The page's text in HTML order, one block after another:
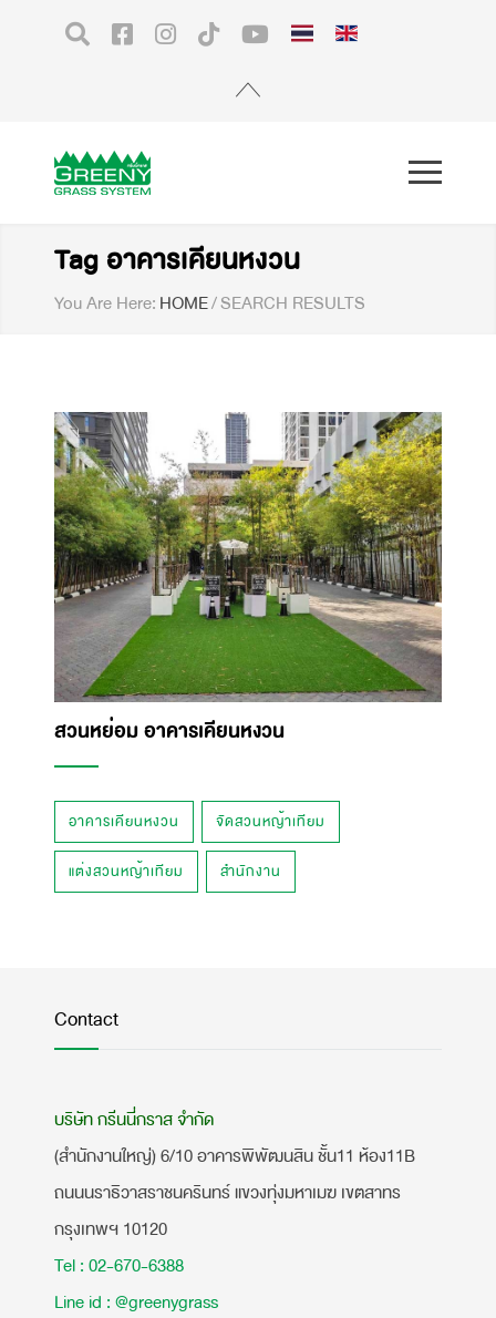
Tag อาคารเคียนหงวน
You Are Here: HOME/SEARCH RESULTS
สวนหย่อม อาคารเคียนหงวน
อาคารเคียนหงวน จัดสวนหญ้าเทียม
แต่งสวนหญ้าเทียม สำนักงาน
Contact
บริษัท กรีนนี่กราส จำกัด
(สำนักงานใหญ่) 6/10 อาคารพิพัฒนสิน ชั้น11 ห้อง11B
ถนนนราธิวาสราชนครินทร์ แขวงทุ่งมหาเมฆ เขตสาทร
กรุงเทพฯ 10120
Tel : 02-670-6388
Line id : @greenygrass